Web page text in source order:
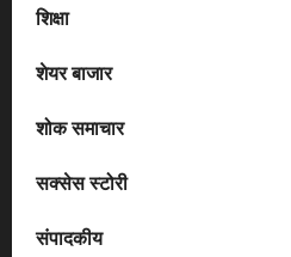
शिक्षा
शेयर बाजार
शोक समाचार
सक्सेस स्टोरी
संपादकीय